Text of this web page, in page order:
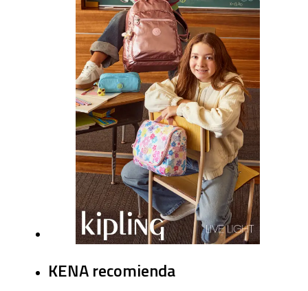
KENA recomienda